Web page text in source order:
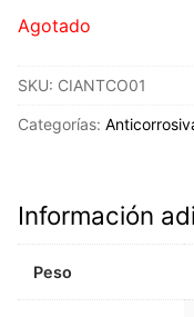
Agotado
SKU: CIANTCO01
Categorías:
Información
Peso